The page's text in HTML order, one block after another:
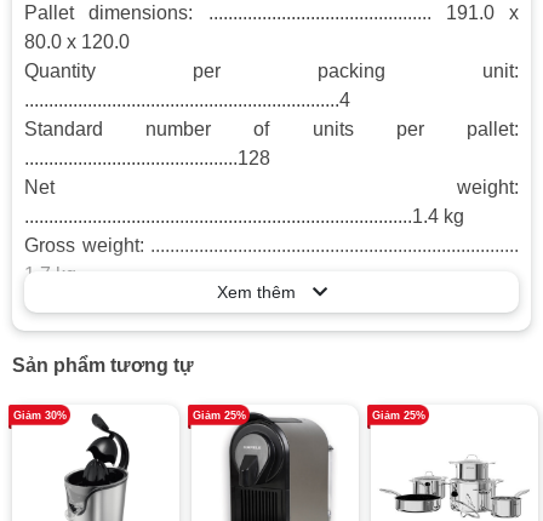
Pallet dimensions: .............................................. 191.0 x
80.0 x 120.0
Quantity per packing unit:
.................................................................4
Standard number of units per pallet:
............................................128
Net weight:
................................................................................1.4 kg
Gross weight: ............................................................................
1.7 kg
Connection Rating:
................................................................... 750 W
Voltage: ...............................................................................
Frequency:
............................................................................50/60 Hz
Length electrical supply cord:
..............................................140.0 cm
Xem thêm
Sản phẩm tương tự
Giảm 30% Giảm 25% Giảm 25%